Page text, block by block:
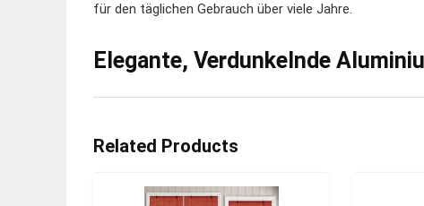
für den täglichen Gebrauch über viele Jahre.
Elegante, Verdunkelnde
Related Products